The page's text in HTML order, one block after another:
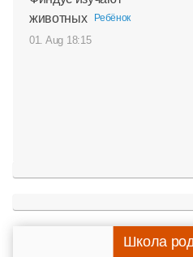
животных
Ребёнок
01. Aug 18:15
Школа